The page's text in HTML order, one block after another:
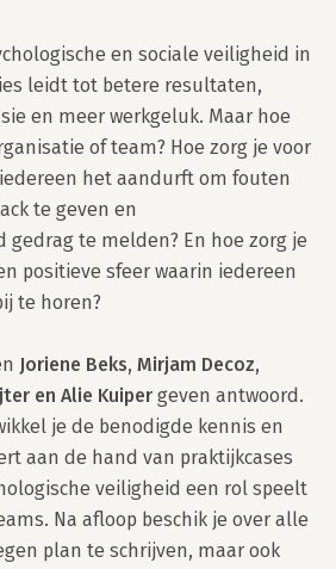
en sociale veiligheid in
leidt tot betere resultaten,
en meer werkgeluk. Maar hoe
of team? Hoe zorg je voor
het aandurft om fouten
te geven en
gedrag te melden? En hoe zorg je
positieve sfeer waarin iedereen
te horen?
Joriene Beks, Mirjam Decoz,
en Alie Kuiper geven antwoord.
je de benodigde kennis en
aan de hand van praktijkcases
veiligheid een rol speelt
Na afloop beschik je over alle
plan te schrijven, maar ook